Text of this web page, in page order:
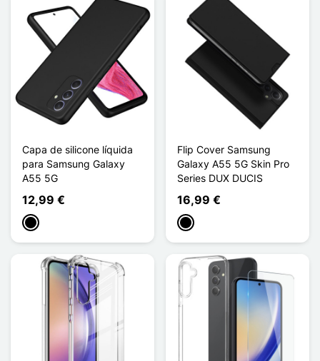
Capa de silicone líquida
para Samsung Galaxy
A55 5G
12,99 €
Preto
Flip Cover Samsung
Galaxy A55 5G Skin Pro
Series DUX DUCIS
16,99 €
Preto